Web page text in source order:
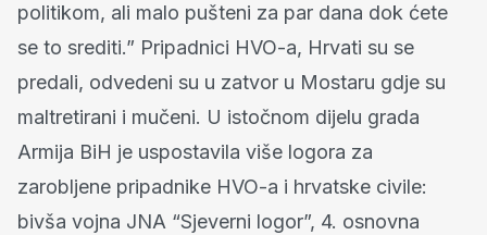
politikom, ali malo pušteni za par dana dok ćete
se to srediti.” Pripadnici HVO-a, Hrvati su se
predali, odvedeni su u zatvor u Mostaru gdje su
maltretirani i mučeni. U istočnom dijelu grada
Armija BiH je uspostavila više logora za
zarobljene pripadnike HVO-a i hrvatske civile:
bivša vojna JNA “Sjeverni logor”, 4. osnovna